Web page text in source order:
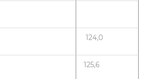
124,0
125,6